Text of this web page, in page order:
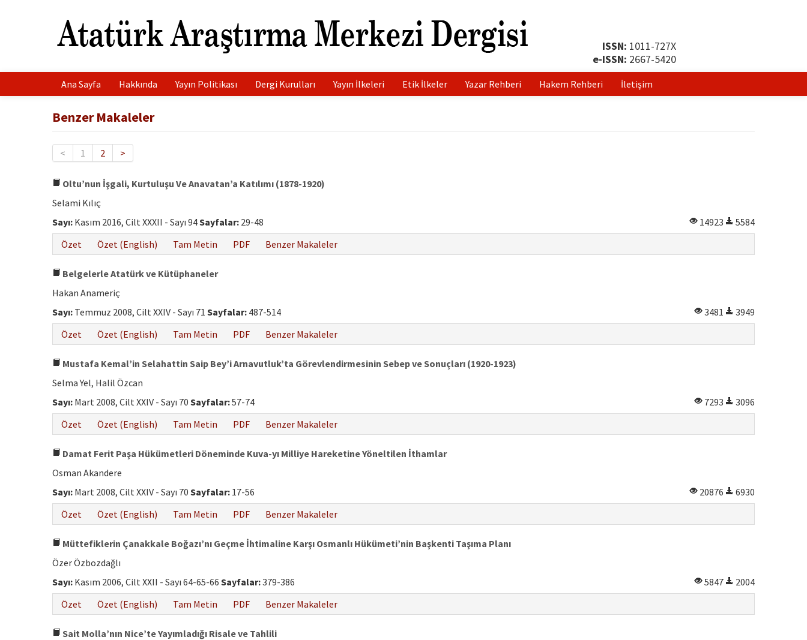
ISSN: 1011-727X
e-ISSN: 2667-5420
Ana Sayfa Hakkında Yayın Politikası Dergi Kurulları Yayın İlkeleri Etik İlkeler Yazar Rehberi Hakem Rehberi İletişim
Benzer Makaleler
< 1 2 >
Oltu’nun İşgali, Kurtuluşu Ve Anavatan’a Katılımı (1878-1920)
Selami Kılıç
Sayı: Kasım 2016, Cilt XXXII - Sayı 94Sayfalar: 29-48 14923
5584
Özet
Özet (English) Tam Metin PDF Benzer Makaleler
Belgelerle Atatürk ve Kütüphaneler
Hakan Anameriç
Sayı: Temmuz 2008, Cilt XXIV - Sayı 71 Sayfalar: 487-514 3481
3949
Özet
Özet (English) Tam Metin PDF Benzer Makaleler
Mustafa Kemal’in Selahattin Saip Bey’i Arnavutluk’ta Görevlendirmesinin Sebep ve Sonuçları (1920-1923)
Selma Yel, Halil Özcan
Sayı: Mart 2008, Cilt XXIV - Sayı 70 Sayfalar:57-74 7293
3096
Özet
Özet (English) Tam Metin PDF Benzer Makaleler
Damat Ferit Paşa Hükümetleri Döneminde Kuva-yı Milliye Hareketine Yöneltilen İthamlar
Osman Akandere
Sayı: Mart 2008, Cilt XXIV - Sayı 70 Sayfalar: 17-56 20876
6930
Özet
Özet (English) Tam Metin PDF Benzer Makaleler
Müttefiklerin Çanakkale Boğazı’nı Geçme İhtimaline Karşı Osmanlı Hükümeti’nin Başkenti Taşıma Planı
Özer Özbozdağlı
Sayı: Kasım 2006, Cilt XXII - Sayı 64-65-66 Sayfalar:379-386 5847
2004
Özet
Özet (English) Tam Metin PDF Benzer Makaleler
Sait Molla’nın Nice’te Yayımladığı Risale ve Tahlili